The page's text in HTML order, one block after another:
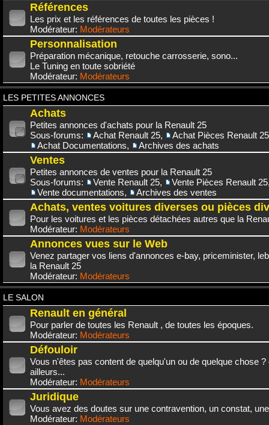
Références
Les prix et les références de toutes les pièces !
Modérateur: Modérateurs
Personnalisation
Préparation mécanique, retouche carrosserie, sono...
Le Tuning en toute sobriété
Modérateur: Modérateurs
LES PETITES ANNONCES
Achats
Petites annonces d'achats pour la Renault 25
Sous-forums:
Achat Renault 25,
Achat Pièces Renault 25
Achat Documentations, Archives des achats
Ventes
Petites annonces de ventes pour la Renault 25
Sous-forums:
Vente Renault 25, Vente Pièces Renault 25
Vente documentations, Archives des ventes
Achats, ventes voitures diverses ou pièces
Pour les voitures et les pièces détachées autres que la
Modérateur: Modérateurs
Annonces vues sur le Web
Venez partager vos liens d'annonces e-bay, priceminister,
la Renault 25
Modérateur: Modérateurs
LE SALON
Renault en général
Pour parler de toutes les Renault , de toutes les époques.
Modérateur: Modérateurs
Défouloir
Vous n'êtes pas content de quelqu'un ou de quelque chose
ailleurs...
Modérateur: Modérateurs
Juridique
Vous avez des doutes sur une contravention, un constat,
Modérateur: Modérateurs